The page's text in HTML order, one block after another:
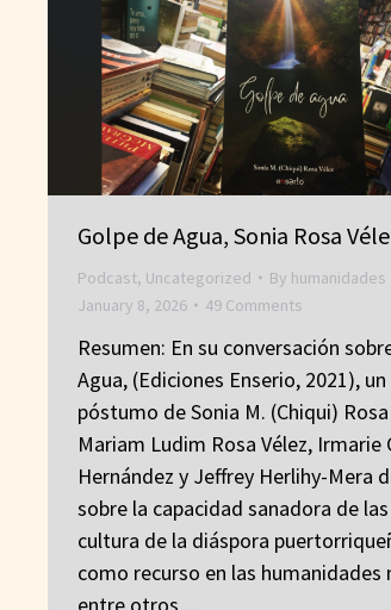
Golpe de Agua, Sonia Rosa
Podcast, Uncategorized By humanidades
January 8, 2026
49 Comments
Resumen: En su conversación
Agua, (Ediciones Enserio, 2021),
póstumo de Sonia M. (Chiqui)
Mariam Ludim Rosa Vélez, Irmarie
Hernández y Jeffrey Herlihy-Mera
sobre la capacidad sanadora de
cultura de la diáspora
como recurso en las humanidades
entre otros…